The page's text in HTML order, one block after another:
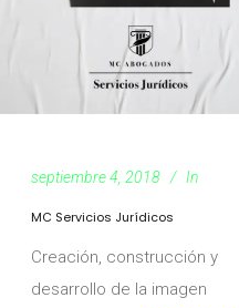
septiembre 4, 2018 In
MC Servicios Jurídicos
Creación, construcción y
desarrollo de la imagen